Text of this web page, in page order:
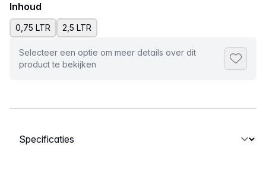
Inhoud
0,75 LTR 2,5 LTR
Selecteer een optie om meer details over dit
product te bekijken
Selecteer een tabblad